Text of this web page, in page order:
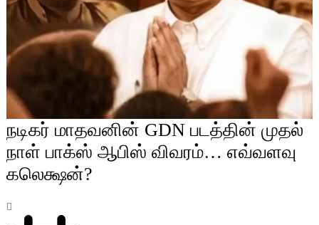
நடிகர் மாதவனின் GDN படத்தின் முதல்
நாள் பாக்ஸ் ஆபிஸ் விவரம்… எவ்வளவு
கலெக்ஷன்?